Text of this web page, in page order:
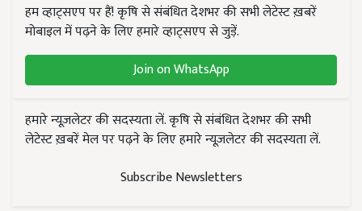
हम व्हाट्सएप पर हैं! कृषि से संबंधित देशभर की सभी लेटेस्ट ख़बरें
मोबाइल में पढ़ने के लिए हमारे व्हाट्सएप से जुड़ें.
Join on WhatsApp
हमारे न्यूज़लेटर की सदस्यता लें. कृषि से संबंधित देशभर की सभी
लेटेस्ट ख़बरें मेल पर पढ़ने के लिए हमारे न्यूज़लेटर की सदस्यता लें.
Subscribe Newsletters